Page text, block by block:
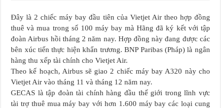
Đây là 2 chiếc máy bay đầu tiên của Vietjet Air theo hợp đồng
thuê và mua trong số 100 máy bay mà Hãng đã ký kết với tập
đoàn Airbus hồi tháng 2 năm nay. Hợp đồng này đang được các
bên xúc tiến thực hiện khẩn trương. BNP Paribas (Pháp) là ngân
hàng thu xếp tài chính cho Vietjet Air.
Theo kế hoạch, Airbus sẽ giao 2 chiếc máy bay A320 này cho
Vietjet Air vào tháng 11 và tháng 12 năm nay.
GECAS là tập đoàn tài chính hàng đầu thế giới trong lĩnh vực
tài trợ thuê mua máy bay với hơn 1.600 máy bay các loại cung